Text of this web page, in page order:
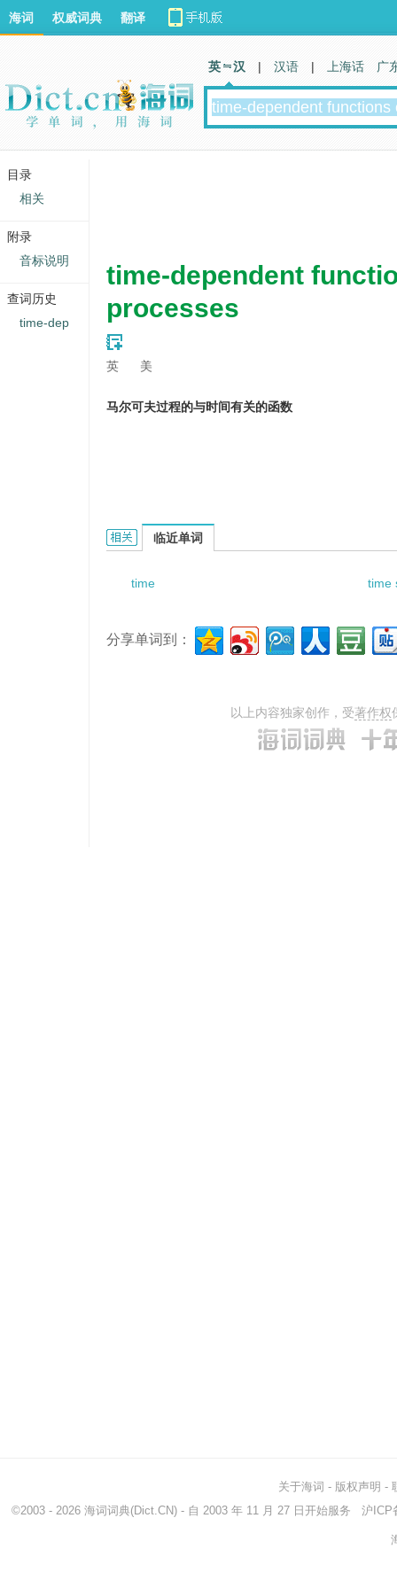
time-dependent
processes
英 美
马尔可夫过程的与时间有关的函数
Time-dependent Functions of Markov
临近单词
time time
分享单词到：
以上内容独家创作，受著作权
海词 权威词典 翻译
英 汉 | 汉语 | 上海话 广
关于海词 - 版权声明 -
©2003 - 2026 海词词典(Dict.CN) - 自 2003 年 11 月 27 日开始服务 沪ICP
目录
相关
附录
音标说明
查词历史
time-dep